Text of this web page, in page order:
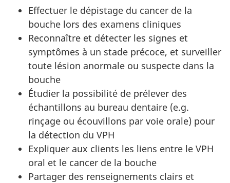
Effectuer le dépistage du cancer de la
bouche lors des examens cliniques
Reconnaître et détecter les signes et
symptômes à un stade précoce, et surveiller
toute lésion anormale ou suspecte dans la
bouche
Étudier la possibilité de prélever des
échantillons au bureau dentaire (e.g.
rinçage ou écouvillons par voie orale) pour
la détection du VPH
Expliquer aux clients les liens entre le VPH
oral et le cancer de la bouche
Partager des renseignements clairs et